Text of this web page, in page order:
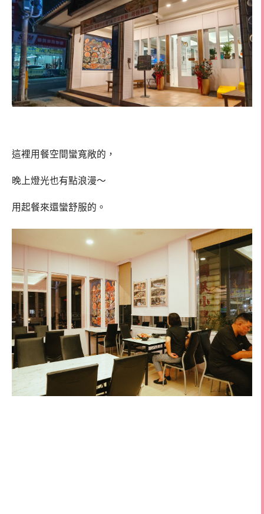
這裡用餐空間蠻寬敞的，
晚上燈光也有點浪漫～
用起餐來還蠻舒服的。